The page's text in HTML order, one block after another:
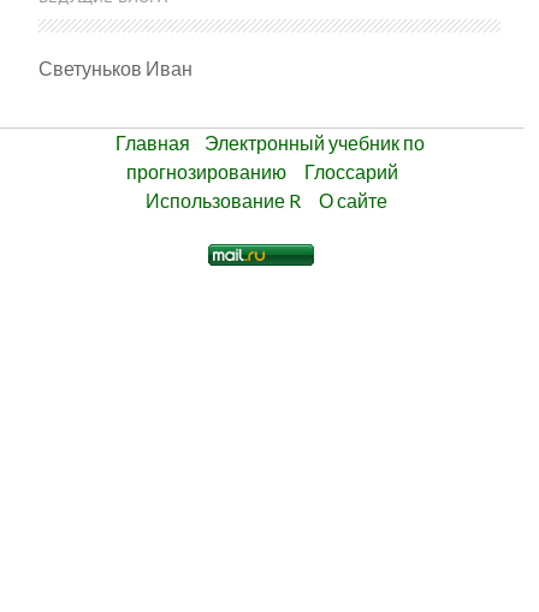
Светуньков Иван
Главная
Электронный учебник по
прогнозированию
Глоссарий
Использование R
О сайте